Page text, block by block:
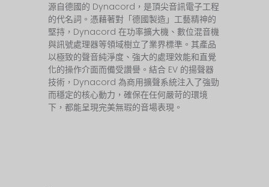
源自德國的 Dynacord，是頂尖音訊電子工程
的代名詞。憑藉著對「德國製造」工藝精神的
堅持，Dynacord 在功率擴大機、數位混音機
與訊號處理器等領域樹立了業界標準。其產品
以極致的聲音純淨度、強大的處理效能和直覺
化的操作介面而備受讚譽。結合 EV 的揚聲器
技術，Dynacord 為商用擴聲系統注入了強勁
而穩定的核心動力，確保在任何嚴苛的環境
下，都能呈現完美無瑕的音場表現。